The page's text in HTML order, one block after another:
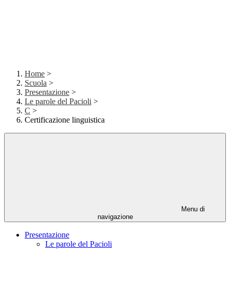
Home >
Scuola >
Presentazione >
Le parole del Pacioli >
C >
Certificazione linguistica
Menu di
navigazione
Presentazione
Le parole del Pacioli